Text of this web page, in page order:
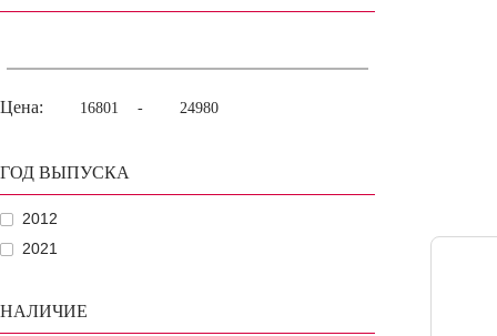
Цена: -
ГОД ВЫПУСКА
2012
2021
НАЛИЧИЕ